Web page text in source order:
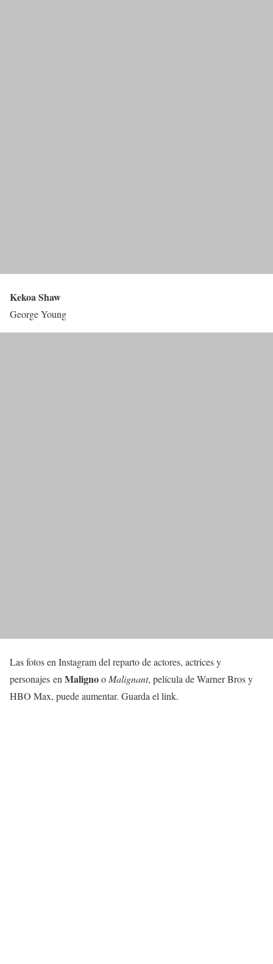
Kekoa Shaw
George Young
Las fotos en Instagram del reparto de actores, actrices y
personajes en Malignoo Malignant, película de Warner Bros y
HBO Max, puede aumentar. Guarda el link.